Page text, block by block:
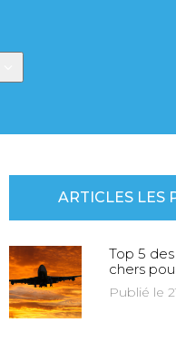
ARTICLES LES
Top 5
chers
Publié le